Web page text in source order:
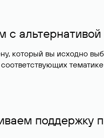
с альтернативой
который вы исходно
поддержку